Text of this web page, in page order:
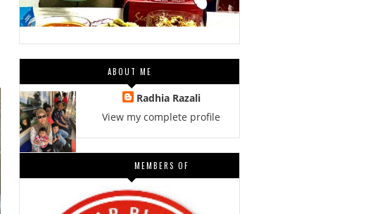
ABOUT ME
Radhia Razali
View my complete profile
MEMBERS OF